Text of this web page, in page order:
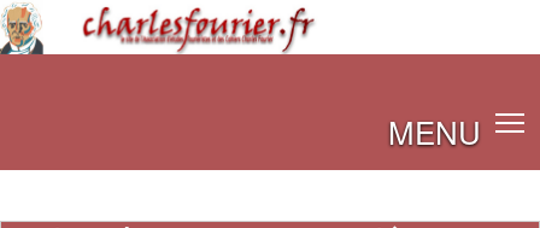
MENU